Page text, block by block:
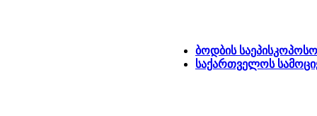
ბოდბის
საქართველოს